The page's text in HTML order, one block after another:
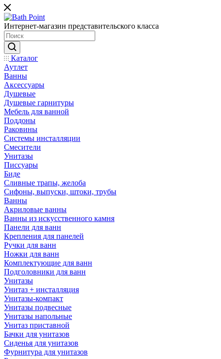
Интернет-магазин представительского класса
Каталог
Аутлет
Ванны
Аксессуары
Душевые
Душевые гарнитуры
Мебель для ванной
Поддоны
Раковины
Системы инсталляции
Смесители
Унитазы
Писсуары
Биде
Сливные трапы, желоба
Сифоны, выпуски, штоки, трубы
Ванны
Акриловые ванны
Ванны из искусственного камня
Панели для ванн
Крепления для панелей
Ручки для ванн
Ножки для ванн
Комплектующие для ванн
Подголовники для ванн
Унитазы
Унитаз + инсталляция
Унитазы-компакт
Унитазы подвесные
Унитазы напольные
Унитаз приставной
Бачки для унитазов
Сиденья для унитазов
Фурнитура для унитазов